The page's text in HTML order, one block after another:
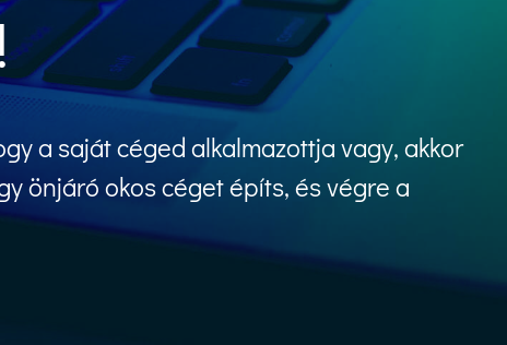
a saját céged alkalmazottja vagy, akkor
önjáró okos céget építs, és végre a